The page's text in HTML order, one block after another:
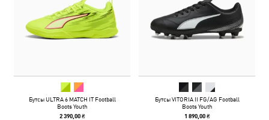
Бутсы ULTRA 6 MATCH IT Football
Boots Youth
2 390,00 ₴
Бутсы VITORIA II FG/AG Football
Boots Youth
1 890,00 ₴